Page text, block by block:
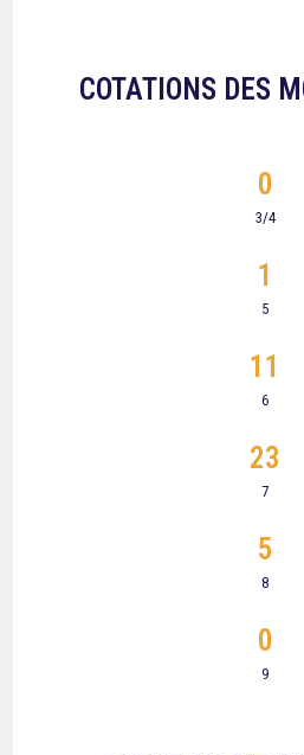
COTATIONS DES
3/4
0
5
1
6
11
7
23
8
5
9
0